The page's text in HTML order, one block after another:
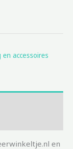
en accessoires
en